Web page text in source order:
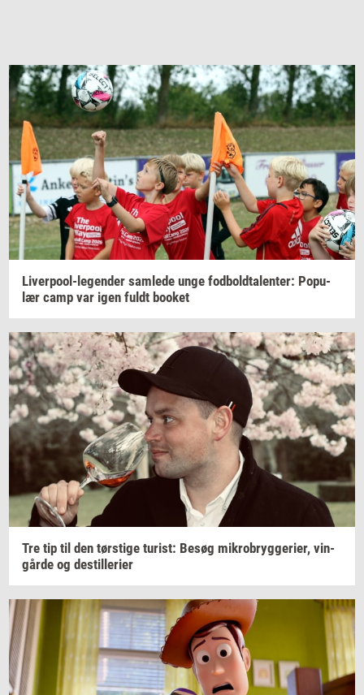
Liverpool-​legender sam­le­de unge fod­bold­ta­len­ter: Po­pu­
lær camp var igen fuldt boo­k­et
Tre tip til den tørsti­ge turist: Besøg mi­kro­bryg­ge­ri­er, vin­
går­de og destil­le­ri­er